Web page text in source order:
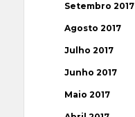
Setembro 2017
Agosto 2017
Julho 2017
Junho 2017
Maio 2017